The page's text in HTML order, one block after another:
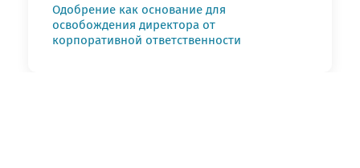
Одобрение как основание для
освобождения директора от
корпоративной ответственности